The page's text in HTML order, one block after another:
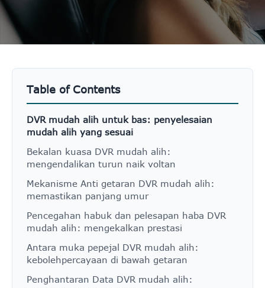
Table of Contents
DVR mudah alih untuk bas: penyelesaian
mudah alih yang sesuai
Bekalan kuasa DVR mudah alih:
mengendalikan turun naik voltan
Mekanisme Anti getaran DVR mudah alih:
memastikan panjang umur
Pencegahan habuk dan pelesapan haba DVR
mudah alih: mengekalkan prestasi
Antara muka pepejal DVR mudah alih:
kebolehpercayaan di bawah getaran
Penghantaran Data DVR mudah alih: